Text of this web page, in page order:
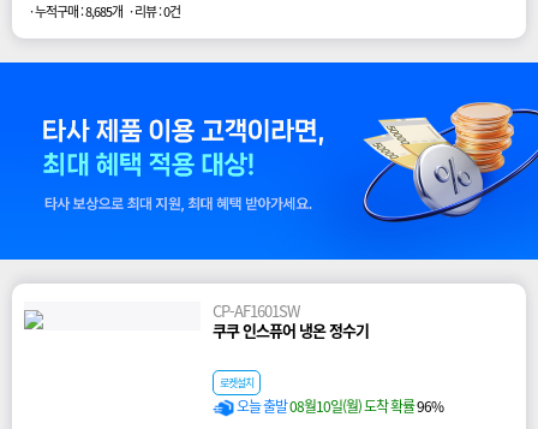
· 누적구매 : 8,685개 · 리뷰 : 0건
CP-AF1601SW
쿠쿠 인스퓨어 냉온 정수기
로켓설치
오늘 출발08월10일(월) 도착 확률96%